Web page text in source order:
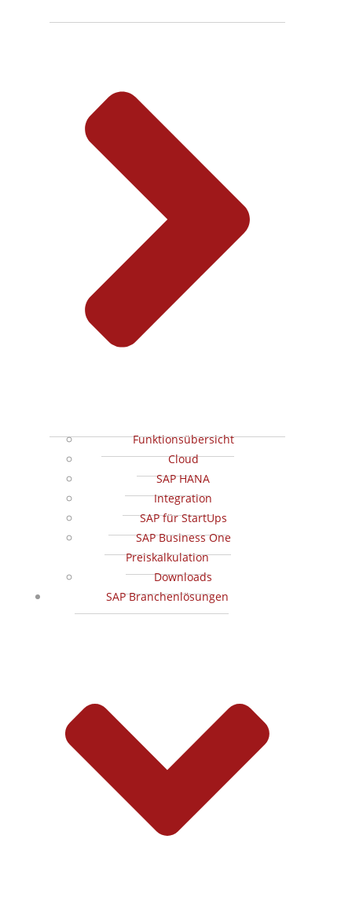
Funktionsübersicht
Cloud
SAP HANA
Integration
SAP für StartUps
SAP Business One
Preiskalkulation
Downloads
SAP Branchenlösungen